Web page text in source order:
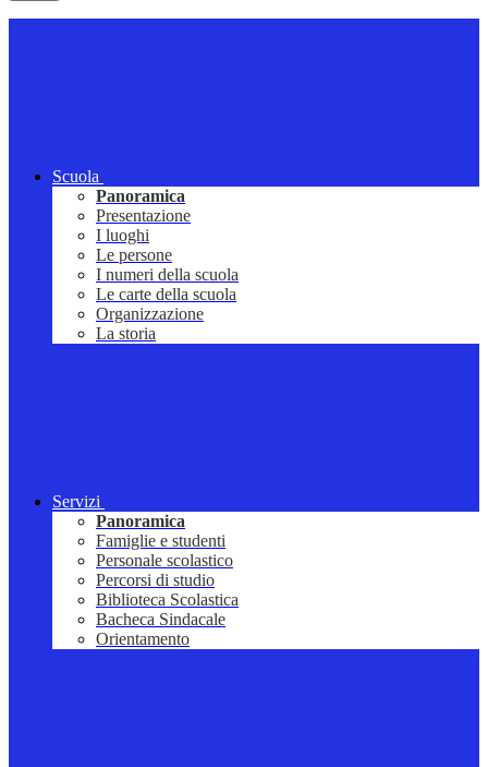
Scuola
Panoramica
Presentazione
I luoghi
Le persone
I numeri della scuola
Le carte della scuola
Organizzazione
La storia
Servizi
Panoramica
Famiglie e studenti
Personale scolastico
Percorsi di studio
Biblioteca Scolastica
Bacheca Sindacale
Orientamento